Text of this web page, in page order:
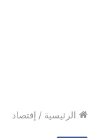
الرئيسية / إقتصاد